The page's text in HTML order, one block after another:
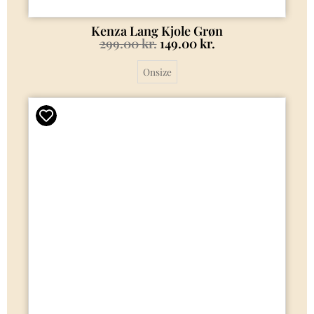
Kenza Lang Kjole Grøn
299.00kr. 149.00kr.
Onsize